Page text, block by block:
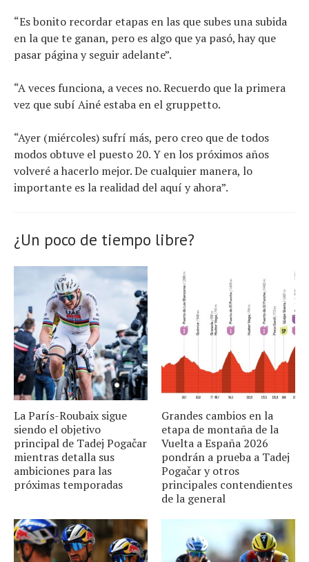
“Es bonito recordar etapas en las que subes una subida
en la que te ganan, pero es algo que ya pasó, hay que
pasar página y seguir adelante”.
“A veces funciona, a veces no. Recuerdo que la primera
vez que subí Ainé estaba en el gruppetto.
“Ayer (miércoles) sufrí más, pero creo que de todos
modos obtuve el puesto 20. Y en los próximos años
volveré a hacerlo mejor. De cualquier manera, lo
importante es la realidad del aquí y ahora”.
¿Un poco de tiempo libre?
La París-Roubaix sigue
siendo el objetivo
principal de Tadej Pogačar
mientras detalla sus
ambiciones para las
próximas temporadas
Grandes cambios en la
etapa de montaña de la
Vuelta a España 2026
pondrán a prueba a Tadej
Pogačar y otros
principales contendientes
de la general